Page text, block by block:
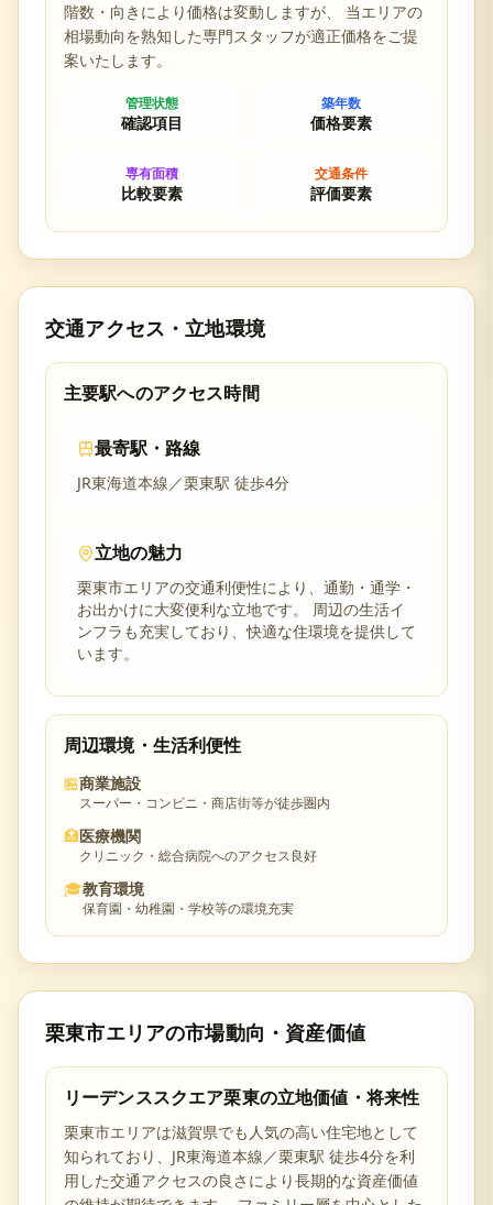
階数・向きにより価格は変動しますが、 当エリアの
相場動向を熟知した専門スタッフが適正価格をご提
案いたします。
管理状態
確認項目
築年数
価格要素
専有面積
比較要素
交通条件
評価要素
交通アクセス・立地環境
主要駅へのアクセス時間
最寄駅・路線
JR東海道本線／栗東駅 徒歩4分
立地の魅力
栗東市エリアの交通利便性により、通勤・通学・
お出かけに大変便利な立地です。 周辺の生活イ
ンフラも充実しており、快適な住環境を提供して
います。
周辺環境・生活利便性
🏪商業施設
スーパー・コンビニ・商店街等が徒歩圏内
🏥医療機関
クリニック・総合病院へのアクセス良好
🎓教育環境
保育園・幼稚園・学校等の環境充実
栗東市エリアの市場動向・資産価値
リーデンススクエア栗東の立地価値・将来性
栗東市エリアは滋賀県でも人気の高い住宅地として
知られており、 JR東海道本線／栗東駅 徒歩4分を利
用した交通アクセスの良さ により長期的な資産価値